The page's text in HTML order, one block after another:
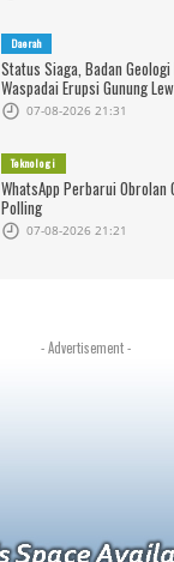
Daerah
Status Siaga, Badan
Waspadai Erupsi Gunung
07-08-2026 21:31
Teknologi
WhatsApp Perbarui Obrolan
Polling
07-08-2026 21:21
- Advertisement -